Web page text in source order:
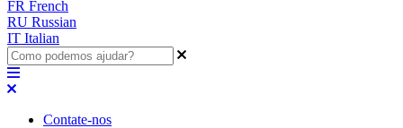
FR French
RU Russian
IT Italian
Contate-nos